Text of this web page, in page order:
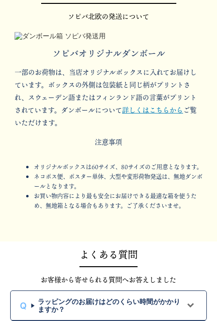
ソピバ北欧の発送について
ソピバオリジナルダンボール
一部のお荷物は、当店オリジナルボックスに入れてお届けし
ています。ボックスの外側は包装紙と同じ柄がプリントさ
れ、スウェーデン語またはフィンランド語の言葉がプリント
されています。ダンボールについて詳しくはこちらから ご覧
いただけます。
注意事項
オリジナルボックスは60サイズ、80サイズのご用意となります。
ネコポス便、ポスター単体、大型や変形荷物発送は、無地ダンボ
ールとなります。
お買い物内容により最も安全にお届けできる最適な箱を使うた
め、無地箱となる場合もあります。ご了承くださいませ。
よくある質問
お客様から寄せられる質問へお答えしました
ラッピングのお届けはどのくらい時間がかかり
ますか？